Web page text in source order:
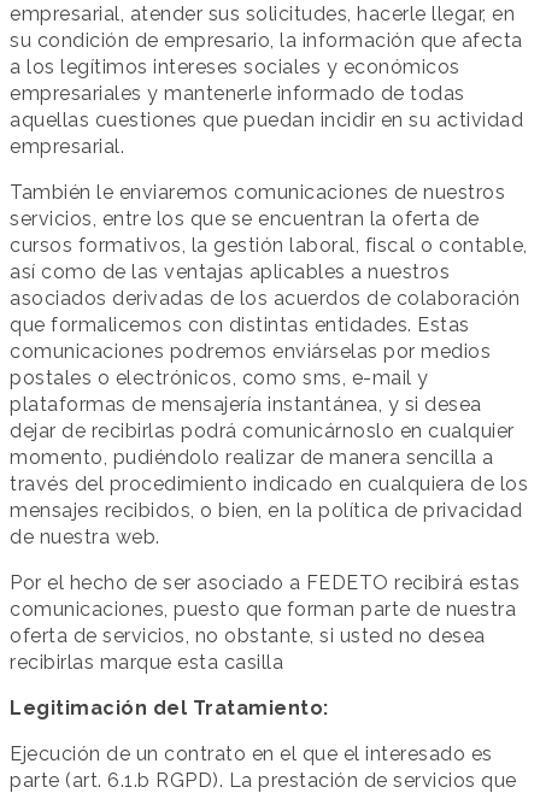
empresarial, atender sus solicitudes, hacerle llegar, en
su condición de empresario, la información que afecta
a los legítimos intereses sociales y económicos
empresariales y mantenerle informado de todas
aquellas cuestiones que puedan incidir en su actividad
empresarial.
También le enviaremos comunicaciones de nuestros
servicios, entre los que se encuentran la oferta de
cursos formativos, la gestión laboral, fiscal o contable,
así como de las ventajas aplicables a nuestros
asociados derivadas de los acuerdos de colaboración
que formalicemos con distintas entidades. Estas
comunicaciones podremos enviárselas por medios
postales o electrónicos, como sms, e-mail y
plataformas de mensajería instantánea, y si desea
dejar de recibirlas podrá comunicárnoslo en cualquier
momento, pudiéndolo realizar de manera sencilla a
través del procedimiento indicado en cualquiera de los
mensajes recibidos, o bien, en la política de privacidad
de nuestra web.
Por el hecho de ser asociado a FEDETO recibirá estas
comunicaciones, puesto que forman parte de nuestra
oferta de servicios, no obstante, si usted no desea
recibirlas marque esta casilla
Legitimación del Tratamiento:
Ejecución de un contrato en el que el interesado es
parte (art. 6.1.b RGPD). La prestación de servicios que